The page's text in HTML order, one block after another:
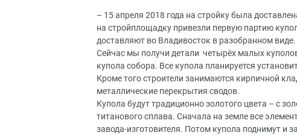
– 15 апреля 2018 года на стройку была
на стройплощадку привезли первую партию
доставляют во Владивосток в разобранном
Сейчас мы получи детали четырёх малых
купола собора. Все купола планируется
Кроме того строители занимаются кирпичной
металлические перекрытия сводов.
Купола будут традиционно золотого цвета – с
титанового сплава. Сначала на земле все
завода-изготовителя. Потом купола поднимут и